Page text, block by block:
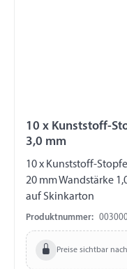
10 x Kunststoff-
3,0 mm
10 x Kunststoff-Stopfen für Vierkantrohr Außenmaß
20 mm Wandstärke
auf Skinkarton
Produktnummer:
Preise sichtbar